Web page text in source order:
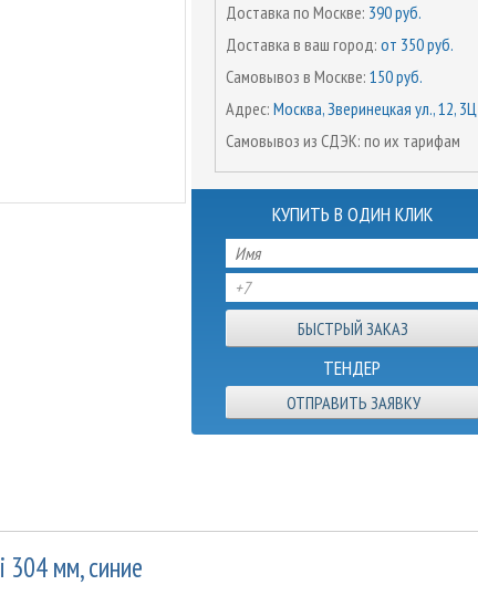
Доставка по Москве: 390 руб.
Доставка в ваш город: от 350 руб.
Самовывоз в Москве: 150 руб.
Адрес: Москва, Зверинецкая ул., 12, 3Ц
Самовывоз из СДЭК: по их тарифам
КУПИТЬ В ОДИН КЛИК
ТЕНДЕР
ОТПРАВИТЬ ЗАЯВКУ
304 мм, синие